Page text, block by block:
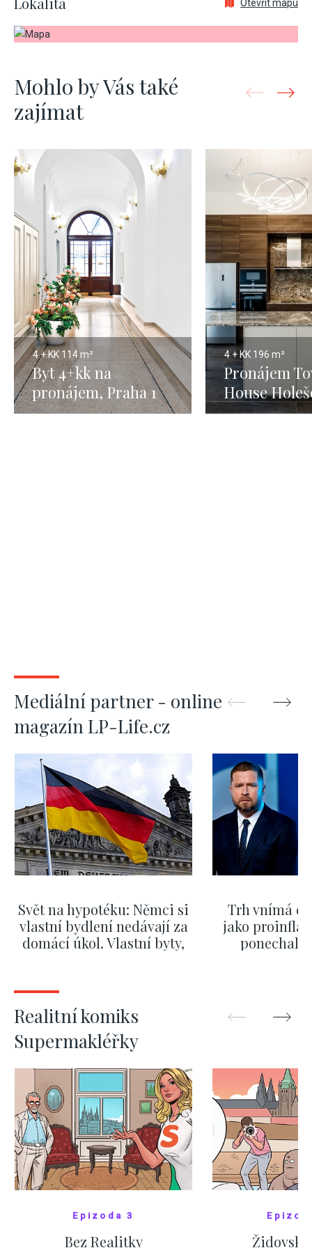
Otevřít mapu
Mohlo by Vás také
zajímat
4 + KK114 m²
Byt 4+kk na
pronájem, Praha 1
Petrská čtvrť - 114m
4 + KK 196 m²
Pronájem
House
196m
Mediální partner - online
magazín LP-Life.cz
Svět na hypotéku: Němci si
vlastní bydlení nedávají za
domácí úkol. Vlastní byty,
Trh vnímá
jako
ponechali
Realitní komiks
Supermakléřky
Epizoda 3
Bez Realitky